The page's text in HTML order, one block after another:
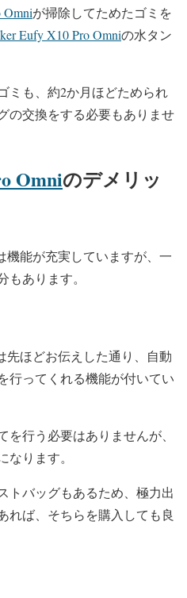
Omniが掃除してためたゴミを
Eufy X10 Pro Omniの水タン
ミも、約2か月ほどためられ
の交換をする必要もありませ
Omniのデメリッ
機能が充実していますが、一
あります。
先ほどお伝えした通り、自動
行ってくれる機能が付いてい
行う必要はありませんが、
ります。
トバッグもあるため、極力出
れば、そちらを購入しても良